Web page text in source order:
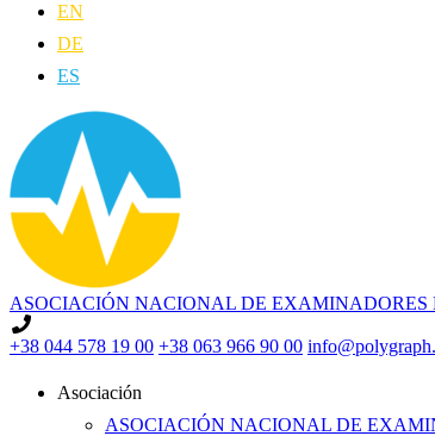
EN
DE
ES
ASOCIACIÓN NACIONAL DE EXAMINADORES
+38 044 578 19 00 +38 063 966 90 00
Asociación
ASOCIACIÓN NACIONAL DE